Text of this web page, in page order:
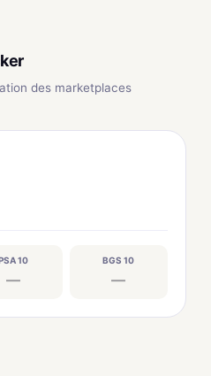
des marketplaces
10
—
BGS 10
—